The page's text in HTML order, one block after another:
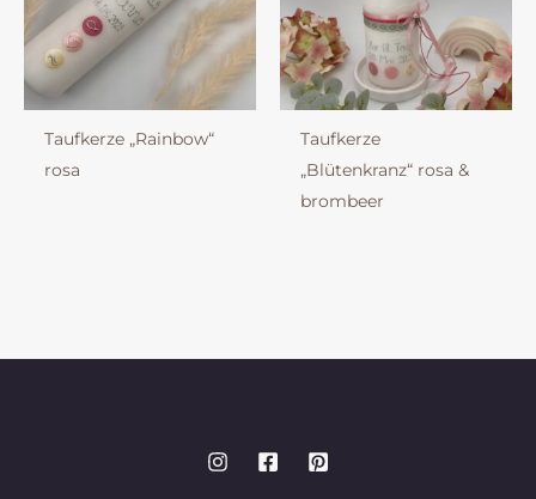
Taufkerze „Rainbow“
rosa
Taufkerze
„Blütenkranz“ rosa &
brombeer